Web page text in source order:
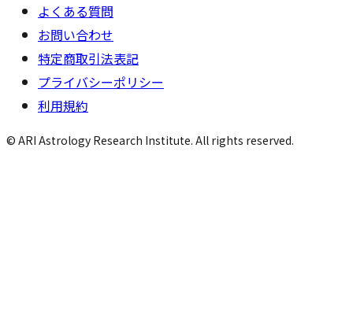
よくある質問
お問い合わせ
特定商取引法表記
プライバシーポリシー
利用規約
© ARI Astrology Research Institute. All rights reserved.